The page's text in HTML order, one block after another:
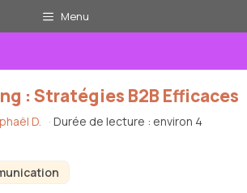
Menu
: Stratégies B2B Efficaces
D. · Durée de lecture : environ 4